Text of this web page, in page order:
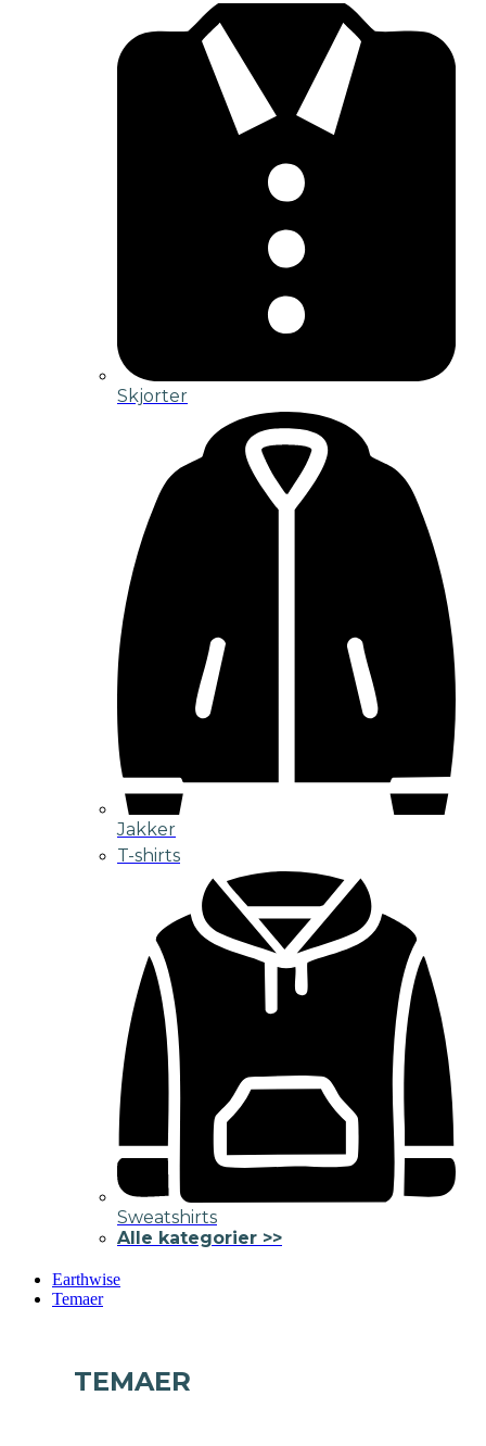
Skjorter
Jakker
T-shirts
Sweatshirts
Alle kategorier >>
Earthwise
Temaer
TEMAER